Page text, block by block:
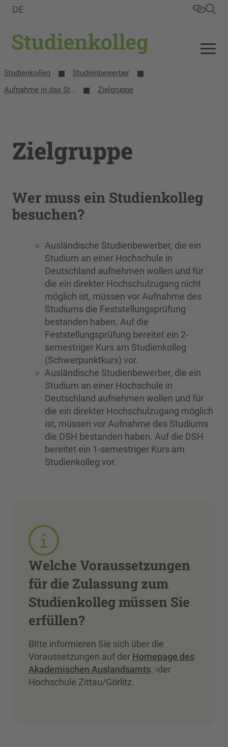
DE
Studienkolleg
Studienbewerber
Aufnahme in das Studienkolleg
Zielgruppe
Zielgruppe
Wer muss ein Studienkolleg
besuchen?
Ausländische Studienbewerber, die ein
Studium an einer Hochschule in
Deutschland aufnehmen wollen und für
die ein direkter Hochschulzugang nicht
möglich ist, müssen vor Aufnahme des
Studiums die Feststellungsprüfung
bestanden haben. Auf die
Feststellungsprüfung bereitet ein 2-
semestriger Kurs am Studienkolleg
(Schwerpunktkurs) vor.
Ausländische Studienbewerber, die ein
Studium an einer Hochschule in
Deutschland aufnehmen wollen und für
die ein direkter Hochschulzugang möglich
ist, müssen vor Aufnahme des Studiums
die DSH bestanden haben. Auf die DSH
bereitet ein 1-semestriger Kurs am
Studienkolleg vor.
Welche Voraussetzungen
für die Zulassung zum
Studienkolleg müssen Sie
erfüllen?
Bitte informieren Sie sich über die
Voraussetzungen auf der Homepage des
Akademischen Auslandsamts
der
Hochschule Zittau/Görlitz.